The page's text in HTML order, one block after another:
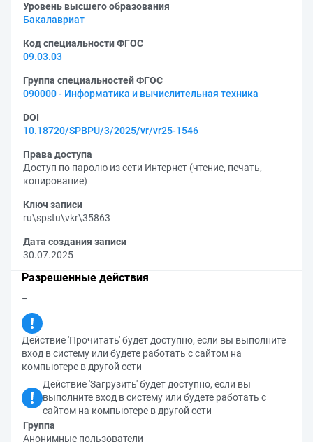
Уровень высшего образования
Бакалавриат
Код специальности ФГОС
09.03.03
Группа специальностей ФГОС
090000 - Информатика и вычислительная техника
DOI
10.18720/SPBPU/3/2025/vr/vr25-1546
Права доступа
Доступ по паролю из сети Интернет (чтение, печать,
копирование)
Ключ записи
ru\spstu\vkr\35863
Дата создания записи
30.07.2025
Разрешенные действия
–
Действие 'Прочитать' будет доступно, если вы выполните
вход в систему или будете работать с сайтом на
компьютере в другой сети
Действие 'Загрузить' будет доступно, если вы
выполните вход в систему или будете работать с
сайтом на компьютере в другой сети
Группа
Анонимные пользователи